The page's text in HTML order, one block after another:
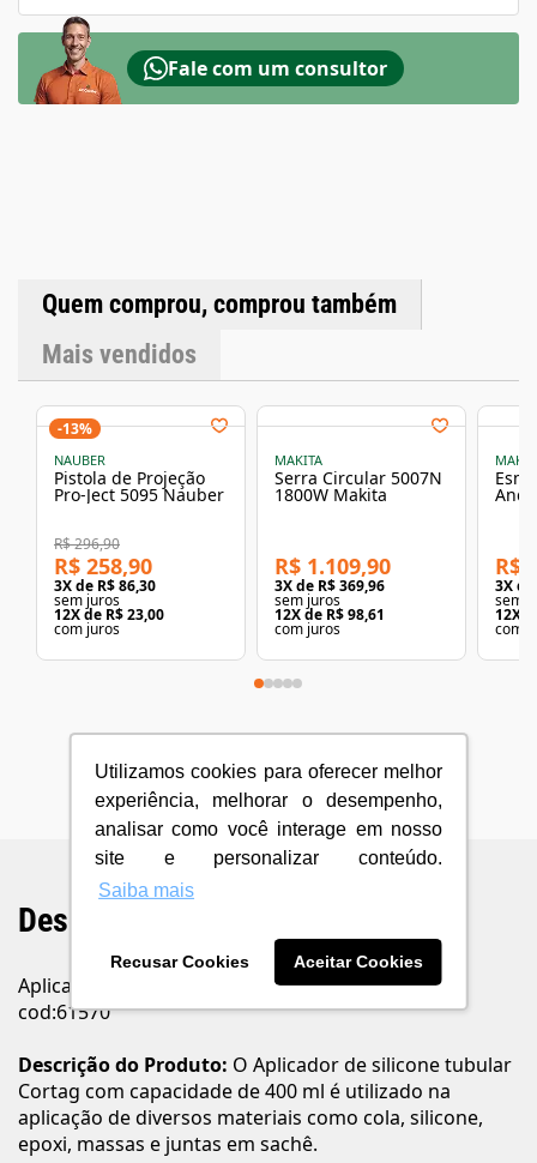
Utilizamos cookies para oferecer melhor
experiência, melhorar o desempenho,
analisar como você interage em nosso
site e personalizar conteúdo.
Saiba mais
Recusar Cookies Aceitar Cookies
acionamento reforçado, sendo indicado para uso
profissional.Material/Composição: Possui empunhadura e
gatilho injetados em alumínio com pintura eletrostática em
pó. Seu corpo é feito de tubo de alumínio.Especificações
Técnicas:Capacidade: 400 mlPeso: 0.56 kg
Fale com um consultor
Quem comprou, comprou também
Mais vendidos
NAUBER
Pistola de Projeção
Pro-Ject 5095 Nauber
R$ 296,90
R$ 258,90
3X de R$ 86,30
sem juros
12X de R$ 23,00
com juros
-13%
MAKITA
Serra Circular 5007N
1800W Makita
R$ 1.109,90
3X de R$ 369,96
sem juros
12X de R$ 98,61
com juros
R$
3X de
sem
12X
com
Descrição do Produto
Aplicador de silicone tubular 9" Cortag
cod:61570
Descrição do Produto: O Aplicador de silicone tubular
Cortag com capacidade de 400 ml é utilizado na
aplicação de diversos materiais como cola, silicone,
epoxi, massas e juntas em sachê.